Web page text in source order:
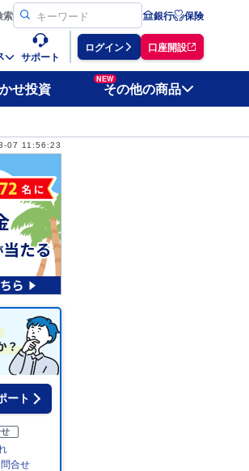
索 銀行 保険
サポート
ログイン 口座開設
せ投資
NEW
その他の商品
07 11:56:23
ート
合せ